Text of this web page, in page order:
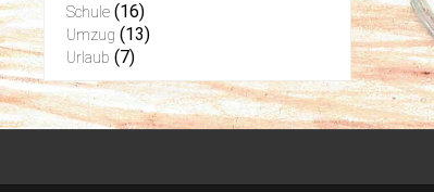
Schule (16)
Umzug (13)
Urlaub (7)